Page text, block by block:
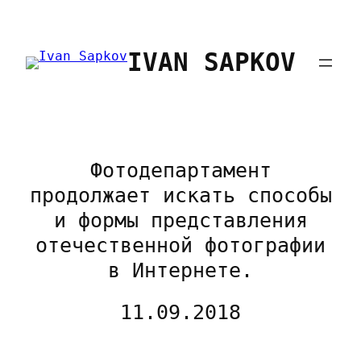
содержимому
IVAN SAPKOV
Фотодепартамент
продолжает искать способы
и формы представления
отечественной фотографии
в Интернете.
11.09.2018